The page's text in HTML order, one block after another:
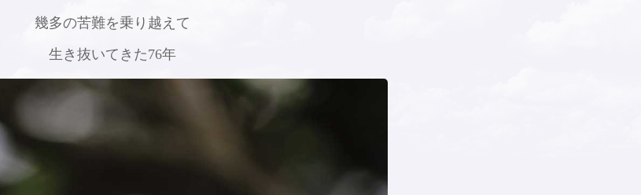
幾多の苦難を乗り越えて
生き抜いてきた76年